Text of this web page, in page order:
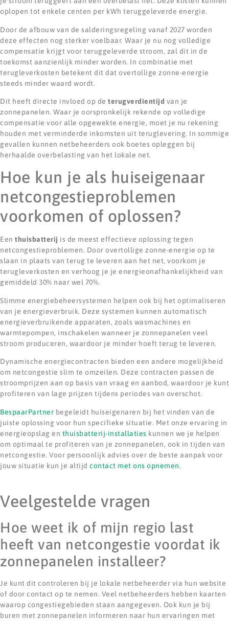
oplopen tot enkele centen per kWh teruggeleverde energie.
Door de afbouw van de salderingsregeling vanaf 2027 worden
deze effecten nog sterker voelbaar. Waar je nu nog volledige
compensatie krijgt voor teruggeleverde stroom, zal dit in de
toekomst aanzienlijk minder worden. In combinatie met
terugleverkosten betekent dit dat overtollige zonne-energie
steeds minder waard wordt.
Dit heeft directe invloed op de terugverdientijd van je
zonnepanelen. Waar je oorspronkelijk rekende op volledige
compensatie voor alle opgewekte energie, moet je nu rekening
houden met verminderde inkomsten uit teruglevering. In sommige
gevallen kunnen netbeheerders ook boetes opleggen bij
herhaalde overbelasting van het lokale net.
Hoe kun je als huiseigenaar
netcongestieproblemen
voorkomen of oplossen?
Een thuisbatterij is de meest effectieve oplossing tegen
netcongestieproblemen. Door overtollige zonne-energie op te
slaan in plaats van terug te leveren aan het net, voorkom je
terugleverkosten en verhoog je je energieonafhankelijkheid van
gemiddeld 30% naar wel 70%.
Slimme energiebeheersystemen helpen ook bij het optimaliseren
van je energieverbruik. Deze systemen kunnen automatisch
energieverbruikende apparaten, zoals wasmachines en
warmtepompen, inschakelen wanneer je zonnepanelen veel
stroom produceren, waardoor je minder hoeft terug te leveren.
Dynamische energiecontracten bieden een andere mogelijkheid
om netcongestie slim te omzeilen. Deze contracten passen de
stroomprijzen aan op basis van vraag en aanbod, waardoor je kunt
profiteren van lage prijzen tijdens periodes van overschot.
BespaarPartner begeleidt huiseigenaren bij het vinden van de
juiste oplossing voor hun specifieke situatie. Met onze ervaring in
energieopslag en thuisbatterij-installaties kunnen we je helpen
om optimaal te profiteren van je zonnepanelen, ook in tijden van
netcongestie. Voor persoonlijk advies over de beste aanpak voor
jouw situatie kun je altijd contact met ons opnemen.
Veelgestelde vragen
Hoe weet ik of mijn regio last
heeft van netcongestie voordat ik
zonnepanelen installeer?
Je kunt dit controleren bij je lokale netbeheerder via hun website
of door contact op te nemen. Veel netbeheerders hebben kaarten
waarop congestiegebieden staan aangegeven. Ook kun je bij
buren met zonnepanelen informeren naar hun ervaringen met